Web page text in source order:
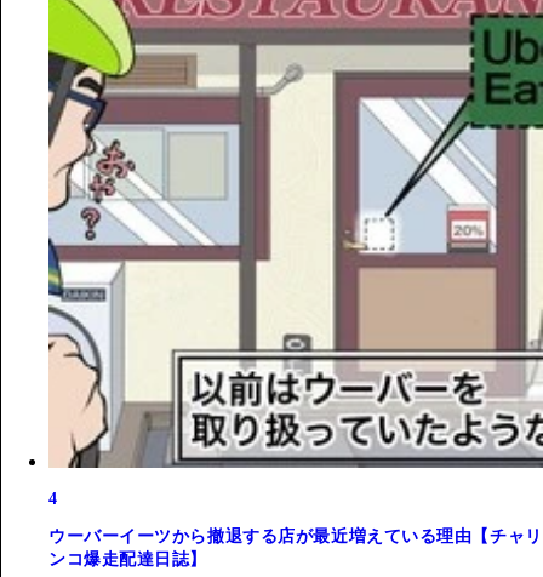
4
ウーバーイーツから撤退する店が最近増えている理由【チャリ
ンコ爆走配達日誌】